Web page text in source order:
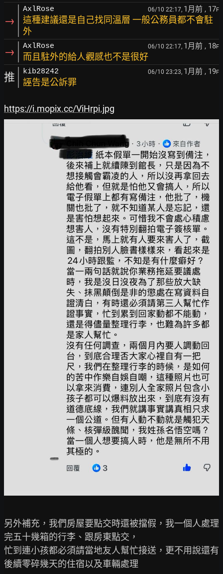
→
AxlRose 06/10 22:17, 1月前 , 17F
這種建議還是自己找同溫層 一般公務員都不會駐
外
→ AxlRose 06/10 22:17, 1月前 , 18F
而且駐外的給人觀感也不是很好
推 kib28242 06/10 23:23, 1月前 , 19F
誣告是公訴罪
https://i.mopix.cc/ViHrpi.jpg
另外補充，我們房屋要點交時還被擋假，我一個人處理
完五十幾箱的行李、跟房東點交，
忙到連小孩都必須請當地友人幫忙接送，更不用說還有
後續零碎幾天的住宿以及車輛處理